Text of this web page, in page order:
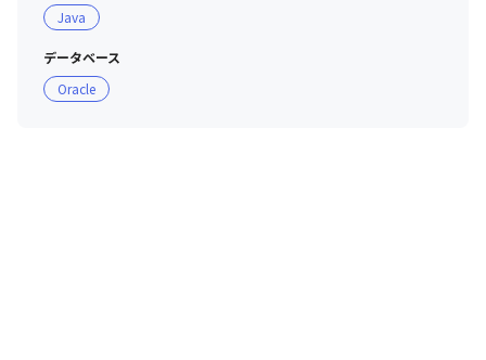
Java
データベース
Oracle